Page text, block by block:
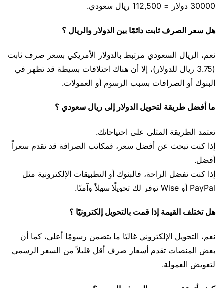
30000 دولار = 112,500 ريال سعودي.
هل سعر الصرف ثابت دائمًا بين الدولار والريال ؟
نعم، الريال السعودي مرتبط بالدولار الأمريكي بسعر صرف ثابت
(3.75 ريال للدولار)، إلا أن هناك اختلافات بسيطة قد تظهر في
البنوك أو الصرافات بسبب الرسوم أو العمولات.
ما أفضل طريقة لتحويل الدولار إلى ريال سعودي ؟
تعتمد الطريقة المثلى على احتياجاتك.
إذا كنت تبحث عن أفضل سعر، فمكاتب الصرافة قد تقدم سعراً
أفضل.
إذا كنت تفضل الراحة، فالبنوك أو التطبيقات الإلكترونية مثل
PayPal أو Wise توفر لك تحويلًا سهلاً وآمنًا.
هل تختلف القيمة إذا قمت بالتحويل إلكترونيًا ؟
نعم، التحويل الإلكتروني غالبًا ما يتضمن رسومًا أعلى، كما أن
بعض المنصات تقدم أسعار صرف أقل قليلاً من السعر الرسمي
لتعويض العمولة.